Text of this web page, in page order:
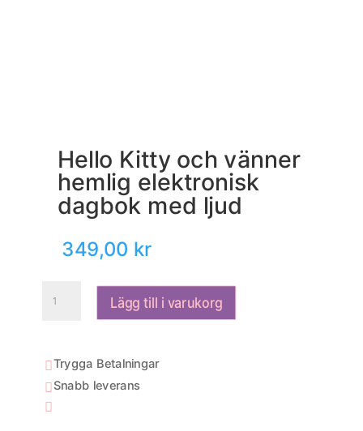
Hello Kitty och vänner
hemlig elektronisk
dagbok med ljud
349,00 kr
Kitty
elektronisk
dagbok
med
Lägg till i varukorg
Trygga Betalningar
Snabb leverans
